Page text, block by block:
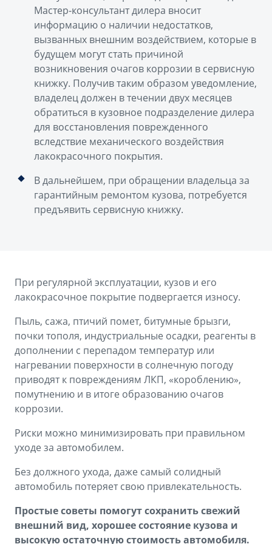
Мастер-консультант дилера вносит
информацию о наличии недостатков,
вызванных внешним воздействием, которые в
будущем могут стать причиной
возникновения очагов коррозии в сервисную
книжку. Получив таким образом уведомление,
владелец должен в течении двух месяцев
обратиться в кузовное подразделение дилера
для восстановления поврежденного
вследствие механического воздействия
лакокрасочного покрытия.
В дальнейшем, при обращении владельца за
гарантийным ремонтом кузова, потребуется
предъявить сервисную книжку.
При регулярной эксплуатации, кузов и его
лакокрасочное покрытие подвергается износу.
Пыль, сажа, птичий помет, битумные брызги,
почки тополя, индустриальные осадки, реагенты в
дополнении с перепадом температур или
нагревании поверхности в солнечную погоду
приводят к повреждениям ЛКП, «короблению»,
помутнению и в итоге образованию очагов
коррозии.
Риски можно минимизировать при правильном
уходе за автомобилем.
Без должного ухода, даже самый солидный
автомобиль потеряет свою привлекательность.
Простые советы помогут сохранить свежий
внешний вид, хорошее состояние кузова и
высокую остаточную стоимость автомобиля.